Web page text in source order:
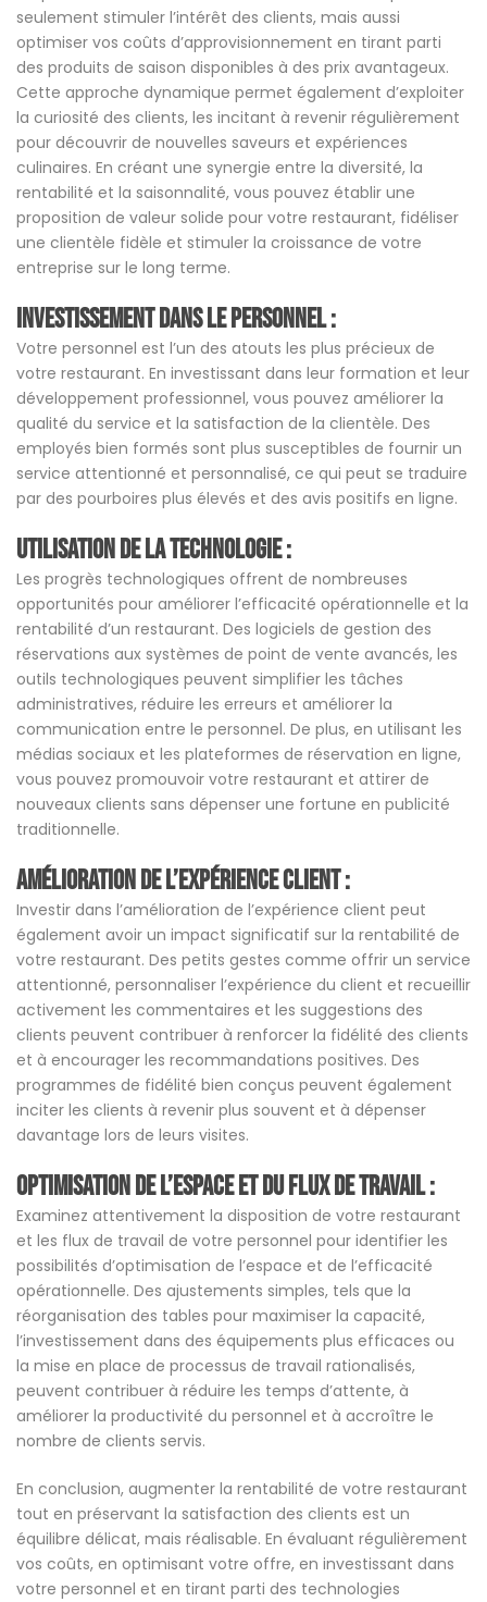
seulement stimuler l’intérêt des clients, mais aussi
optimiser vos coûts d’approvisionnement en tirant parti
des produits de saison disponibles à des prix avantageux.
Cette approche dynamique permet également d’exploiter
la curiosité des clients, les incitant à revenir régulièrement
pour découvrir de nouvelles saveurs et expériences
culinaires. En créant une synergie entre la diversité, la
rentabilité et la saisonnalité, vous pouvez établir une
proposition de valeur solide pour votre restaurant, fidéliser
une clientèle fidèle et stimuler la croissance de votre
entreprise sur le long terme.
Investissement dans le personnel :
Votre personnel est l’un des atouts les plus précieux de
votre restaurant. En investissant dans leur formation et leur
développement professionnel, vous pouvez améliorer la
qualité du service et la satisfaction de la clientèle. Des
employés bien formés sont plus susceptibles de fournir un
service attentionné et personnalisé, ce qui peut se traduire
par des pourboires plus élevés et des avis positifs en ligne.
Utilisation de la technologie :
Les progrès technologiques offrent de nombreuses
opportunités pour améliorer l’efficacité opérationnelle et la
rentabilité d’un restaurant. Des logiciels de gestion des
réservations aux systèmes de point de vente avancés, les
outils technologiques peuvent simplifier les tâches
administratives, réduire les erreurs et améliorer la
communication entre le personnel. De plus, en utilisant les
médias sociaux et les plateformes de réservation en ligne,
vous pouvez promouvoir votre restaurant et attirer de
nouveaux clients sans dépenser une fortune en publicité
traditionnelle.
Amélioration de l’expérience client :
Investir dans l’amélioration de l’expérience client peut
également avoir un impact significatif sur la rentabilité de
votre restaurant. Des petits gestes comme offrir un service
attentionné, personnaliser l’expérience du client et recueillir
activement les commentaires et les suggestions des
clients peuvent contribuer à renforcer la fidélité des clients
et à encourager les recommandations positives. Des
programmes de fidélité bien conçus peuvent également
inciter les clients à revenir plus souvent et à dépenser
davantage lors de leurs visites.
Optimisation de l’espace et du flux de travail :
Examinez attentivement la disposition de votre restaurant
et les flux de travail de votre personnel pour identifier les
possibilités d’optimisation de l’espace et de l’efficacité
opérationnelle. Des ajustements simples, tels que la
réorganisation des tables pour maximiser la capacité,
l’investissement dans des équipements plus efficaces ou
la mise en place de processus de travail rationalisés,
peuvent contribuer à réduire les temps d’attente, à
améliorer la productivité du personnel et à accroître le
nombre de clients servis.
En conclusion, augmenter la rentabilité de votre restaurant
tout en préservant la satisfaction des clients est un
équilibre délicat, mais réalisable. En évaluant régulièrement
vos coûts, en optimisant votre offre, en investissant dans
votre personnel et en tirant parti des technologies